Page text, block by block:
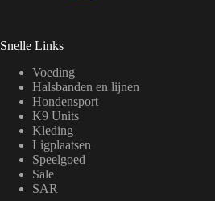
Snelle Links
Voeding
Halsbanden en lijnen
Hondensport
K9 Units
Kleding
Ligplaatsen
Speelgoed
Sale
SAR